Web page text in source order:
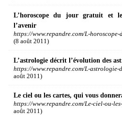
L’horoscope du jour gratuit et
l’avenir
https://www.repandre.com/L-
(8 août 2011)
L’astrologie décrit l’évolution des
https://www.repandre.com/L-
août 2011)
Le ciel ou les cartes, qui vous
https://www.repandre.com/Le-ciel-ou-
août 2011)